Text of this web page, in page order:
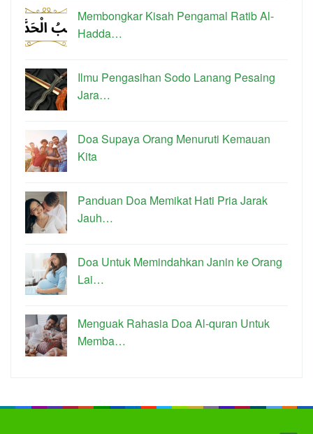
Membongkar Kisah Pengamal Ratib Al-
Hadda…
Ilmu Pengasihan Sodo Lanang Pesaing
Jara…
Doa Supaya Orang Menuruti Kemauan
Kita
Panduan Doa Memikat Hati Pria Jarak
Jauh…
Doa Untuk Memindahkan Janin ke Orang
Lai…
Menguak Rahasia Doa Al-quran Untuk
Memba…